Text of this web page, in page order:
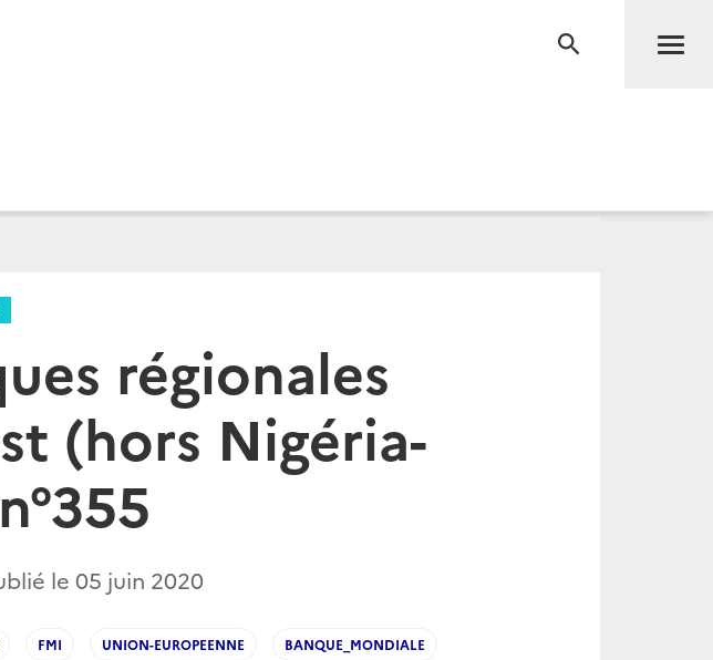
RECHERCHE
régionales
(hors Nigéria-
le 05 juin 2020
FMI UNION-EUROPEENNE BANQUE_MONDIALE